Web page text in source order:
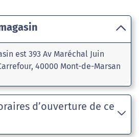
est 393 Av Maréchal Juin
40000 Mont-de-Marsan
d’ouverture de ce